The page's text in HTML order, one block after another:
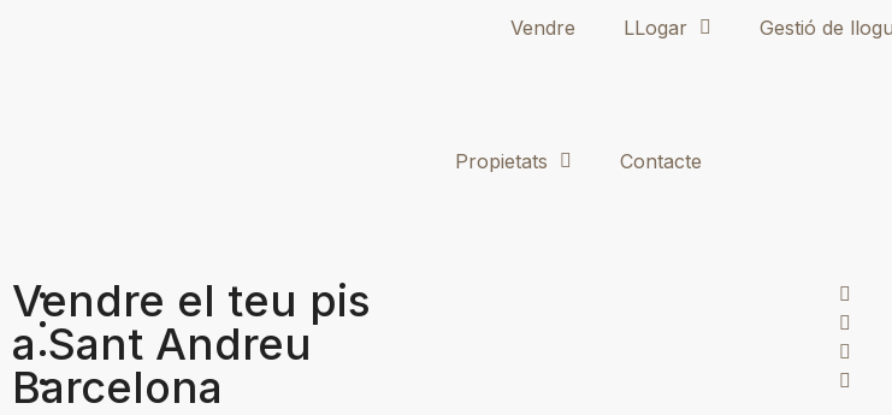
Vendre LLogar Gestió de
Propietats Contacte
Vendre el teu pis
a Sant Andreu
Barcelona